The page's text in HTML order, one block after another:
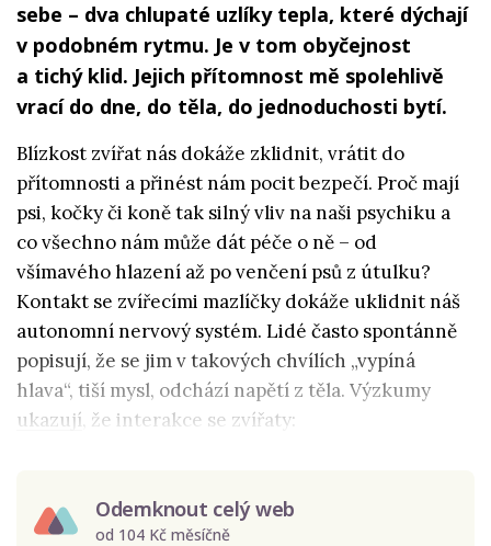
sebe – dva chlupaté uzlíky tepla, které dýchají
v podobném rytmu. Je v tom obyčejnost
a tichý klid. Jejich přítomnost mě spolehlivě
vrací do dne, do těla, do jednoduchosti bytí.
Blízkost zvířat nás dokáže zklidnit, vrátit do
přítomnosti a přinést nám pocit bezpečí. Proč mají
psi, kočky či koně tak silný vliv na naši psychiku a
co všechno nám může dát péče o ně – od
všímavého hlazení až po venčení psů z útulku?
Kontakt se zvířecími mazlíčky dokáže uklidnit náš
autonomní nervový systém. Lidé často spontánně
popisují, že se jim v takových chvílích „vypíná
hlava“, tiší mysl, odchází napětí z těla. Výzkumy
ukazují , že interakce se zvířaty:
Odemknout celý web
od 104 Kč měsíčně